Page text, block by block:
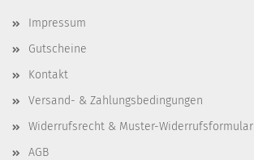
Impressum
Gutscheine
Kontakt
Versand- & Zahlungsbedingungen
Widerrufsrecht & Muster-Widerrufsformular
AGB